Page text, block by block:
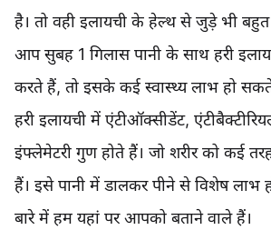
है। तो वही इलायची के हेल्थ से जुड़े भी
आप सुबह 1 गिलास पानी के साथ हरी
करते हैं, तो इसके कई स्वास्थ्य लाभ हो
हरी इलायची में एंटीऑक्सीडेंट,
इंफ्लेमेटरी गुण होते हैं। जो शरीर को कई
हैं। इसे पानी में डालकर पीने से विशेष
बारे में हम यहां पर आपको बताने वाले हैं।